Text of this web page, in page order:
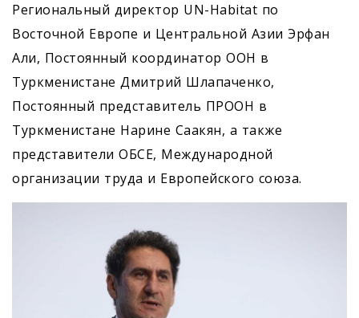
Региональный директор UN-Habitat по
Восточной Европе и Центральной Азии Эрфан
Али, Постоянный координатор ООН в
Туркменистане Дмитрий Шлапаченко,
Постоянный представитель ПРООН в
Туркменистане Нарине Саакян, а также
представители ОБСЕ, Международной
организации труда и Европейского союза.